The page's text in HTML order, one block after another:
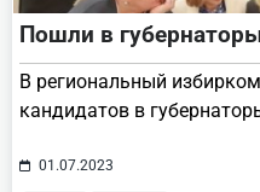
Пошли в
В региональный
кандидатов в
01.07.2023